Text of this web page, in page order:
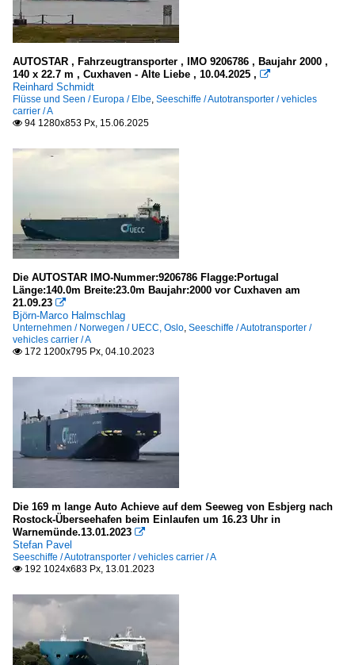
C
M
T
Sonstiges
Seezeichen, Leuchtfeuer in Deutschland
Lotsenboote / pilot boats
Deutschland
V
Unternehmen
Finnland
Bore Ltd. (Rettig Group), Helsinki
Japan
UECC, Oslo
2023
2025
2026
AUTOSTAR , Fahrzeugtransporter , IMO 9206786 , Baujahr 2000 ,
140 x 22.7 m , Cuxhaven - Alte Liebe , 10.04.2025 , 
Reinhard Schmidt
Flüsse und Seen / Europa / Elbe, Seeschiffe / Autotransporter / vehicles
carrier / A
 94 1280x853 Px, 15.06.2025
Die AUTOSTAR IMO-Nummer:9206786 Flagge:Portugal
Länge:140.0m Breite:23.0m Baujahr:2000 vor Cuxhaven am
21.09.23 
Björn-Marco Halmschlag
Unternehmen / Norwegen / UECC, Oslo, Seeschiffe / Autotransporter /
vehicles carrier / A
 172 1200x795 Px, 04.10.2023
Die 169 m lange Auto Achieve auf dem Seeweg von Esbjerg nach
Rostock-Überseehafen beim Einlaufen um 16.23 Uhr in
Warnemünde.13.01.2023 
Stefan Pavel
Seeschiffe / Autotransporter / vehicles carrier / A
 192 1024x683 Px, 13.01.2023